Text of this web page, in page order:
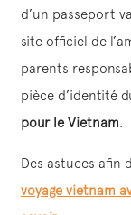
d’un passeport
site officiel de
parents
pièce d’identité
pour le Vietnam.
Des astuces afin
voyage vietnam